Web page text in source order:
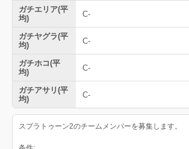
ガチエリア(平
均)
C-
ガチヤグラ(平
均)
C-
ガチホコ(平
均)
C-
ガチアサリ(平
均)
C-
スプラトゥーン2のチームメンバーを募集します。